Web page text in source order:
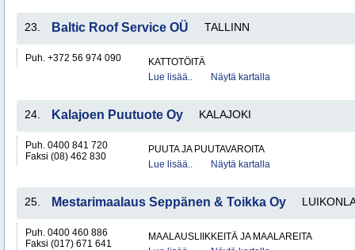
23. Baltic Roof Service OÜ TALLINN
Puh. +372 56 974 090
KATTOTÖITÄ
Lue lisää..
Näytä kartalla
24. Kalajoen Puutuote Oy KALAJOKI
Puh. 0400 841 720
Faksi (08) 462 830
PUUTA JA PUUTAVAROITA
Lue lisää..
Näytä kartalla
25. Mestarimaalaus Seppänen & Toikka Oy
Puh. 0400 460 886
Faksi (017) 671 641
MAALAUSLIIKKEITÄ JA MAALAREITA